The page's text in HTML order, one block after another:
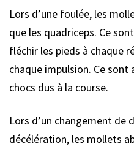
Lors d’une foulée, les
que les quadriceps. Ce
fléchir les pieds à chaque
chaque impulsion. Ce sont
chocs dus à la course.
Lors d’un changement de
décélération, les mollets